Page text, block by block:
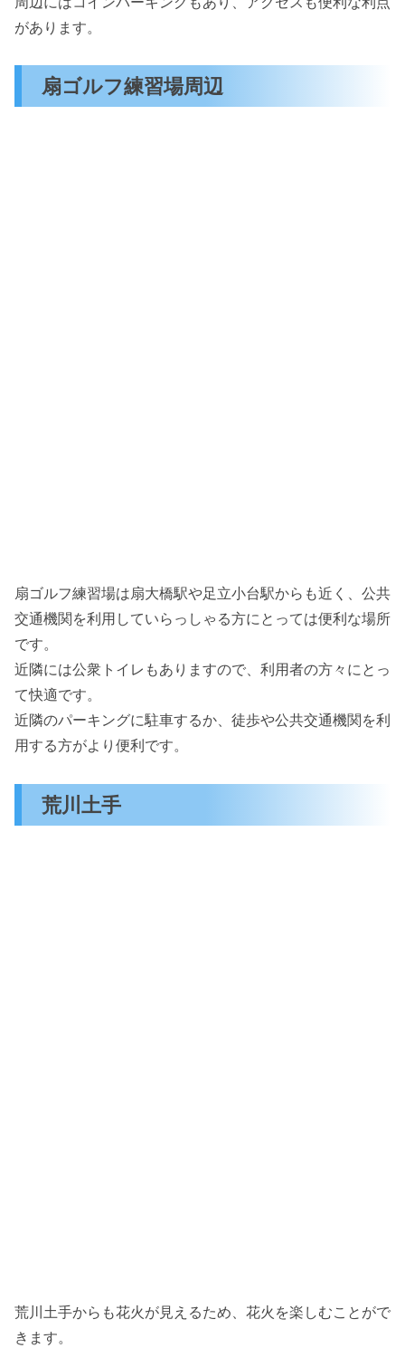
があります。
扇ゴルフ練習場周辺
扇ゴルフ練習場は扇大橋駅や足立小台駅からも近く、公共
交通機関を利用していらっしゃる方にとっては便利な場所
です。
近隣には公衆トイレもありますので、利用者の方々にとっ
て快適です。
近隣のパーキングに駐車するか、徒歩や公共交通機関を利
用する方がより便利です。
荒川土手
荒川土手からも花火が見えるため、花火を楽しむことがで
きます。